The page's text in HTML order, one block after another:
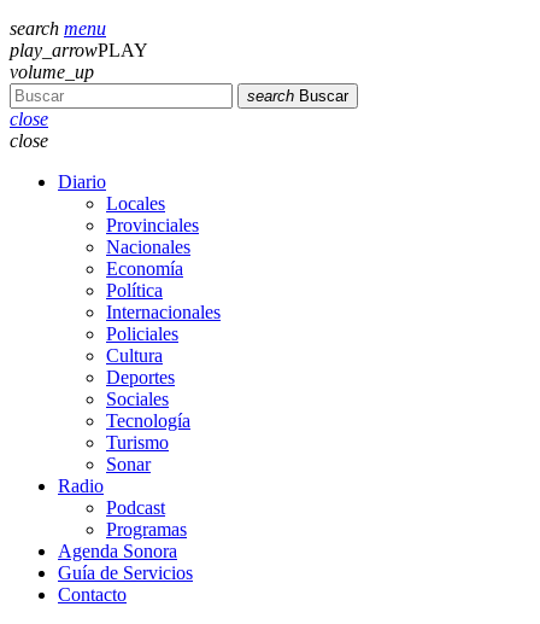
search menu
play_arrowPLAY
volume_up
search Buscar
close
close
Diario
Locales
Provinciales
Nacionales
Economía
Política
Internacionales
Policiales
Cultura
Deportes
Sociales
Tecnología
Turismo
Sonar
Radio
Podcast
Programas
Agenda Sonora
Guía de Servicios
Contacto